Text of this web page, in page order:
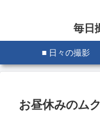
毎日
■ 日々の撮影
お昼休みのム